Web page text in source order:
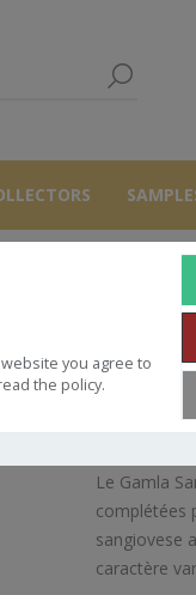
you agree to
the policy.
Le Gamla
complétées
sangiovese
caractère